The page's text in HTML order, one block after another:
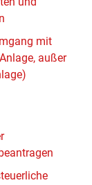
mit
außer